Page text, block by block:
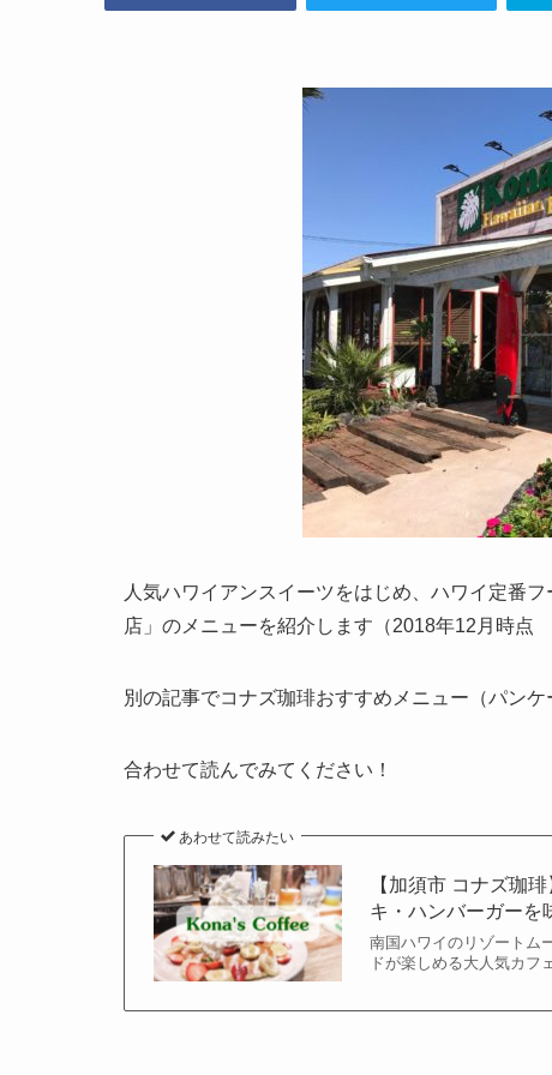
人気ハワイアンスイーツをはじめ、ハワイ定番
店」のメニューを紹介します（2018年12月時点
別の記事でコナズ珈琲おすすめメニュー（パン
合わせて読んでみてください！
あわせて読みたい
【加須市 コナズ珈
キ・ハンバーガーを
南国ハワイのリゾートム
ドが楽しめる大人気カ